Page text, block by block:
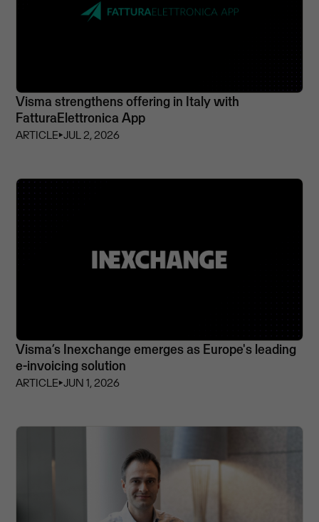
Visma strengthens offering in Italy with
FatturaElettronica App
ARTICLE⏵JUL 2, 2026
Visma’s Inexchange emerges as Europe's leading
e-invoicing solution
ARTICLE⏵JUN 1, 2026